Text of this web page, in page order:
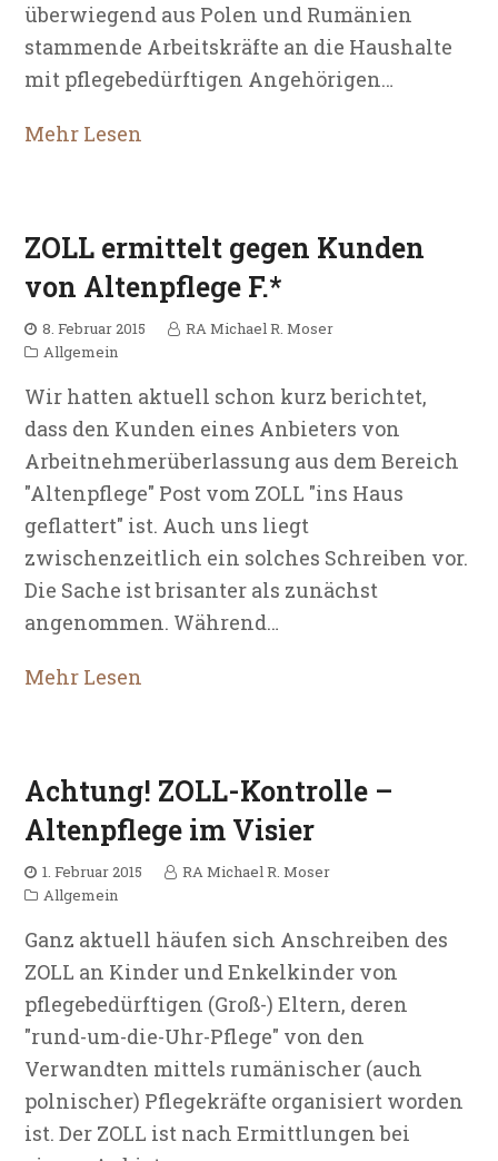
überwiegend aus Polen und Rumänien
stammende Arbeitskräfte an die Haushalte
mit pflegebedürftigen Angehörigen…
Mehr Lesen
ZOLL ermittelt gegen Kunden
von Altenpflege F.*
8. Februar 2015
RA Michael R. Moser
Allgemein
Wir hatten aktuell schon kurz berichtet,
dass den Kunden eines Anbieters von
Arbeitnehmerüberlassung aus dem Bereich
"Altenpflege" Post vom ZOLL "ins Haus
geflattert" ist. Auch uns liegt
zwischenzeitlich ein solches Schreiben vor.
Die Sache ist brisanter als zunächst
angenommen. Während…
Mehr Lesen
Achtung! ZOLL-Kontrolle –
Altenpflege im Visier
1. Februar 2015
RA Michael R. Moser
Allgemein
Ganz aktuell häufen sich Anschreiben des
ZOLL an Kinder und Enkelkinder von
pflegebedürftigen (Groß-) Eltern, deren
"rund-um-die-Uhr-Pflege" von den
Verwandten mittels rumänischer (auch
polnischer) Pflegekräfte organisiert worden
ist. Der ZOLL ist nach Ermittlungen bei